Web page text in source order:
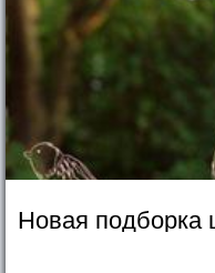
Новая подборка